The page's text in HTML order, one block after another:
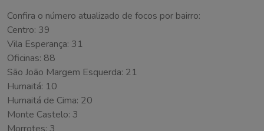
Confira o número atualizado de focos por bairro:
Centro: 39
Vila Esperança: 31
Oficinas: 88
São João Margem Esquerda: 21
Humaitá: 10
Humaitá de Cima: 20
Monte Castelo: 3